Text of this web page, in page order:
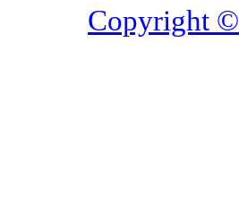
Copyright ©